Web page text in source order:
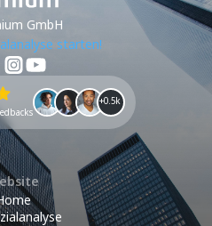
GmbH
starten!
+0.5k